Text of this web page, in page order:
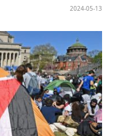
2024-05-13